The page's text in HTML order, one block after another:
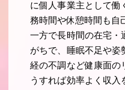
に個人事業主として働
務時間や休憩時間も自
一方で長時間の在宅・
がちで、睡眠不足や姿
経の不調など健康面の
うすれば効率よく収